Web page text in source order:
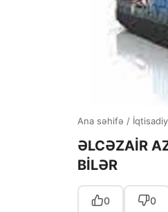
Ana səhifə /
ƏLCƏZAİR
BİLƏR
0 0